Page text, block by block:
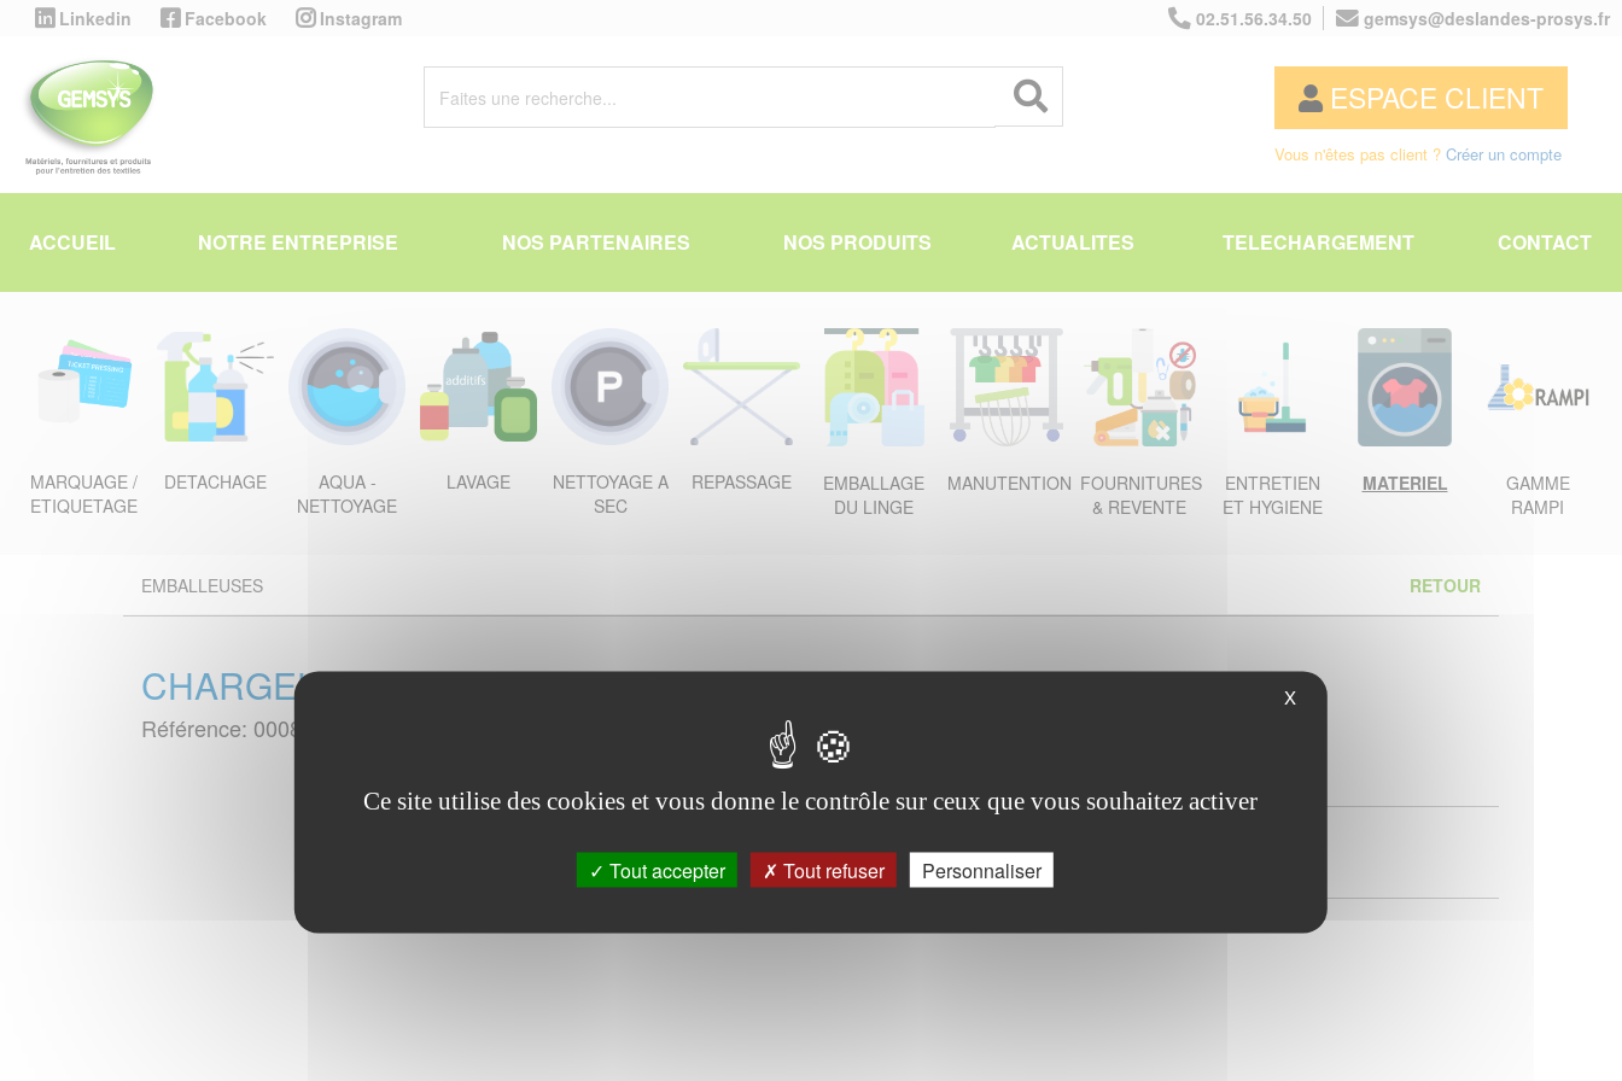
Linkedin Facebook Instagram 02.51.56.34.50 gemsys@deslandes-prosys.fr
ESPACE CLIENT
Vous n'êtes pas client ? Créer un compte
ACCUEIL NOTRE ENTREPRISE NOS PARTENAIRES NOS PRODUITS ACTUALITES TELECHARGEMENT CONTACT
MARQUAGE /
ETIQUETAGE
DETACHAGE
AQUA -
NETTOYAGE
LAVAGE
NETTOYAGE A
SEC
REPASSAGE
EMBALLAGE
DU LINGE
MANUTENTION FOURNITURES
& REVENTE
ENTRETIEN
ET HYGIENE
MATERIEL
GAMME
RAMPI
EMBALLEUSES RETOUR
CHARGEUR DE GOULOTTE LAIZE MAXI 600MM
Référence: 00081884
DESCRIPTIF
CONDITIONNEMENT
Panneau de gestion des cookies
X
Ce site utilise des cookies et vous donne le contrôle sur ceux que vous souhaitez activer
Tout accepter Tout refuser Personnaliser